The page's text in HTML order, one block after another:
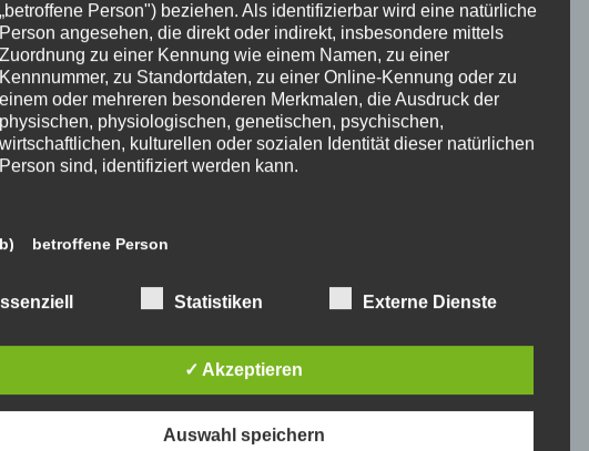
Melanie Bürger, vor 4 Jahren
} erlaubt | WORÜBER WIR
ABER TROTZDEM TUN:
MANIFEST ÜBER DEN
geehrte Damen und Herren, Frauenreferentin Stadträtin Mag.a
laden im Namen von Bürgermeister Christian Scheider
in Kooperation mit der Frauenplattform Klagenfurt zur
„betroffene Person") beziehen. Als identifizierbar wird eine natürliche
Person angesehen, die direkt oder indirekt, insbesondere mittels
Zuordnung zu einer Kennung wie einem Namen, zu einer
Kennnummer, zu Standortdaten, zu einer Online-Kennung oder zu
einem oder mehreren besonderen Merkmalen, die Ausdruck der
physischen, physiologischen, genetischen, psychischen,
wirtschaftlichen, kulturellen oder sozialen Identität dieser natürlichen
Person sind, identifiziert werden kann.
b) betroffene Person
Betroffene Person ist jede identifizierte oder identifizierbare
natürliche Person, deren personenbezogene Daten von dem für die
c) Verarbeitung
Statistiken Externe Dienste
✓ Akzeptieren
Auswahl speichern